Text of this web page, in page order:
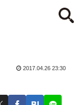
2017.04.26 23:30